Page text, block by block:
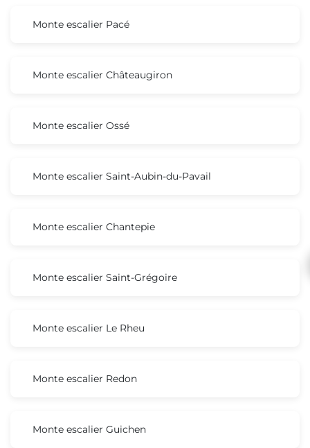
Monte escalier Pacé
Monte escalier Châteaugiron
Monte escalier Ossé
Monte escalier Saint-Aubin-du-Pavail
Monte escalier Chantepie
Monte escalier Saint-Grégoire
Monte escalier Le Rheu
Monte escalier Redon
Monte escalier Guichen